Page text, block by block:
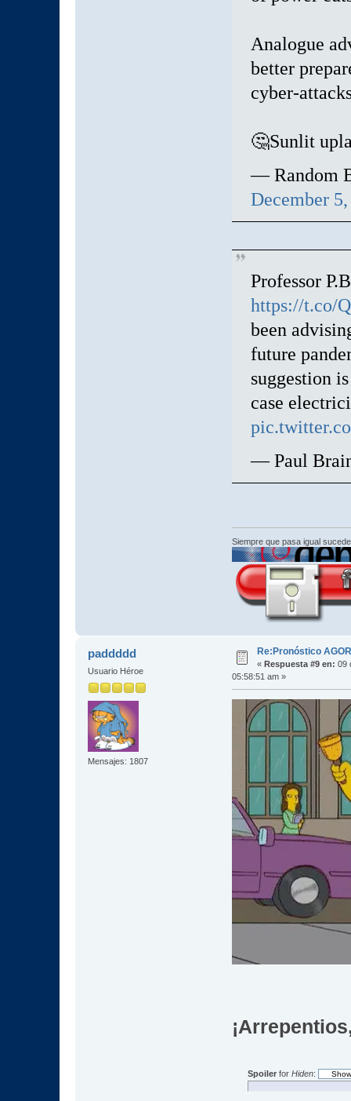
Analogue
better
cyber-
🤔Sunlit
— Random
December
Professor
https://t.co/
been
future
suggestion
case
— Paul
Siempre que pasa igual
paddddd
Usuario Héroe
Mensajes: 1807
Re:Pronóstico
« Respuesta #9 en: 09
05:58:51 am »
Spoilerfor Hiden: